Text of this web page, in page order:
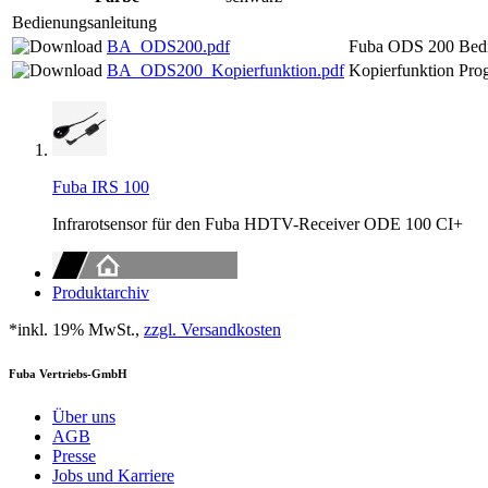
Bedienungsanleitung
BA_ODS200.pdf
Fuba ODS 200
BA_ODS200_Kopierfunktion.pdf Kopierfunktion
Fuba IRS 100
Infrarotsensor für den Fuba HDTV-Receiver ODE 100 CI+
Produktarchiv
*inkl. 19% MwSt., zzgl. Versandkosten
Fuba Vertriebs-GmbH
Über uns
AGB
Presse
Jobs und Karriere